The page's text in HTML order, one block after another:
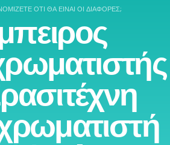
ΌΤΙ ΘΑ ΕΊΝΑΙ ΟΙ ΔΙΑΦΟΡΈΣ;